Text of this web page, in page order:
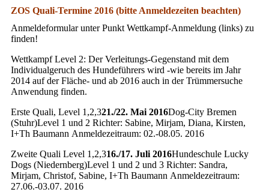
ZOS Quali-Termine 2016 (bitte Anmeldezeiten beachten)
Anmeldeformular unter Punkt Wettkampf-Anmeldung (links) zu
finden!
Wettkampf Level 2: Der Verleitungs-Gegenstand mit dem
Individualgeruch des Hundeführers wird -wie bereits im Jahr
2014 auf der Fläche- und ab 2016 auch in der Trümmersuche
Anwendung finden.
Erste Quali, Level 1,2,321./22. Mai 2016Dog-City Bremen
(Stuhr)Level 1 und 2 Richter: Sabine, Mirjam, Diana, Kirsten,
I+Th Baumann Anmeldezeitraum: 02.-08.05. 2016
Zweite Quali Level 1,2,316./17. Juli 2016Hundeschule Lucky
Dogs (Niedernberg)Level 1 und 2 und 3 Richter: Sandra,
Mirjam, Christof, Sabine, I+Th Baumann Anmeldezeitraum:
27.06.-03.07. 2016